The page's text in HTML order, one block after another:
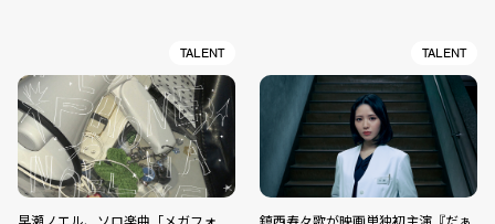
TALENT
早瀬ノエル、ソロ楽曲「メガフォ
TALENT
鎮西寿々歌が映画単独初主演『だぁ